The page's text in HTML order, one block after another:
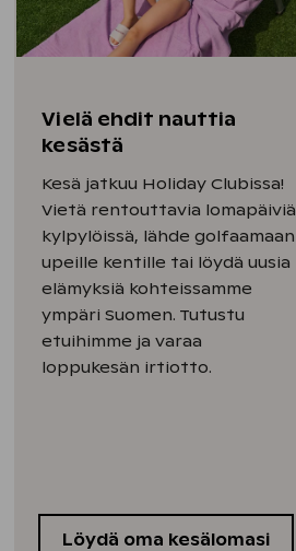
Vielä ehdit nauttia
kesästä
Kesä jatkuu Holiday Clubissa!
Vietä rentouttavia lomapäiviä
kylpylöissä, lähde golfaamaan
upeille kentille tai löydä uusia
elämyksiä kohteissamme
ympäri Suomen. Tutustu
etuihimme ja varaa
loppukesän irtiotto.
Löydä oma kesälomasi